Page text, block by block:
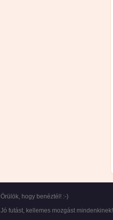
Örülök, hogy benéztél! :-)
Jó futást, kellemes mozgást mindenkinek!